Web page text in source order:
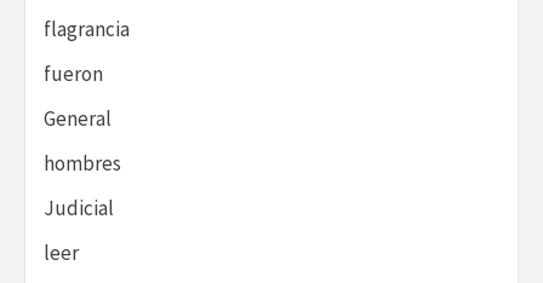
flagrancia
fueron
General
hombres
Judicial
leer